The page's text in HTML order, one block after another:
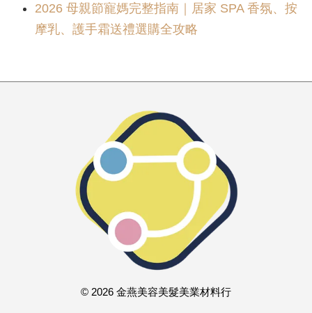
2026 母親節寵媽完整指南｜居家 SPA 香氛、按
摩乳、護手霜送禮選購全攻略
© 2026 金燕美容美髮美業材料行